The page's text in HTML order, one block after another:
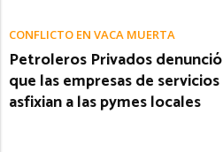
CONFLICTO EN VACA MUERTA
Petroleros Privados denunció
que las empresas de servicios
asfixian a las pymes locales